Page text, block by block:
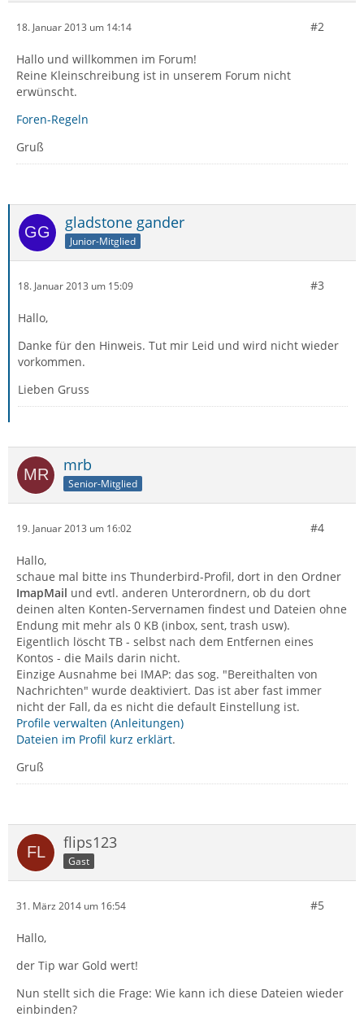
18. Januar 2013 um 14:14 #2
Hallo und willkommen im Forum!
Reine Kleinschreibung ist in unserem Forum nicht
erwünscht.
Foren-Regeln
Gruß
gladstone gander
Junior-Mitglied
18. Januar 2013 um 15:09 #3
Hallo,
Danke für den Hinweis. Tut mir Leid und wird nicht wieder
vorkommen.
Lieben Gruss
mrb
Senior-Mitglied
19. Januar 2013 um 16:02 #4
Hallo,
schaue mal bitte ins Thunderbird-Profil, dort in den Ordner
ImapMail und evtl. anderen Unterordnern, ob du dort
deinen alten Konten-Servernamen findest und Dateien ohne
Endung mit mehr als 0 KB (inbox, sent, trash usw).
Eigentlich löscht TB - selbst nach dem Entfernen eines
Kontos - die Mails darin nicht.
Einzige Ausnahme bei IMAP: das sog. "Bereithalten von
Nachrichten" wurde deaktiviert. Das ist aber fast immer
nicht der Fall, da es nicht die default Einstellung ist.
Profile verwalten (Anleitungen)
Dateien im Profil kurz erklärt.
Gruß
flips123
Gast
31. März 2014 um 16:54 #5
Hallo,
der Tip war Gold wert!
Nun stellt sich die Frage: Wie kann ich diese Dateien wieder
einbinden?